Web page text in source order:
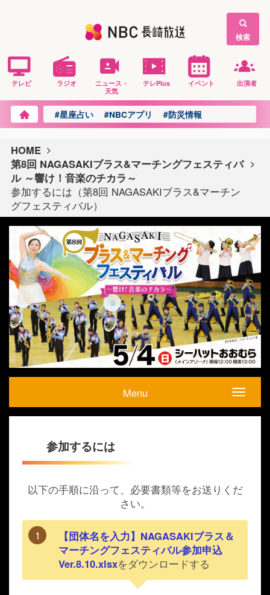
検索
テレビ ラジオ
ニュース・
天気
テレPlus イベント 出演者
#星座占い #NBCアプリ #防災情報
HOME
第8回 NAGASAKIブラス&マーチングフェスティバ
ル ～響け！音楽のチカラ～
参加するには（第8回 NAGASAKIブラス&マーチン
グフェスティバル）
Menu
参加するには
以下の手順に沿って、必要書類等をお送りくだ
さい。
【団体名を入力】NAGASAKIブラス＆
マーチングフェスティバル参加申込
Ver.8.10.xlsxをダウンロードする